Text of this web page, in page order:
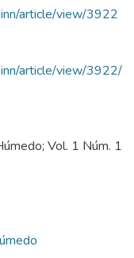
article/view/3922
article/view/3922/
Vol. 1 Núm. 1